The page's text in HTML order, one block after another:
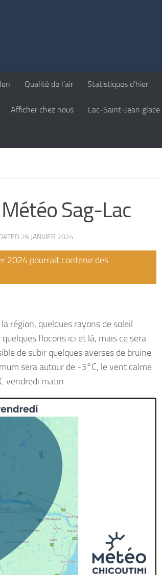
Qualité de l’air Statistiques d’hier
Afficher chez nous Lac-Saint-Jean glace
Sag-Lac
26 JANVIER 2024
2024 pourrait contenir des
région, quelques rayons de soleil
flocons ici et là, mais ce sera
de subir quelques averses de bruine
sera autour de -3°C, le vent calme
vendredi matin.